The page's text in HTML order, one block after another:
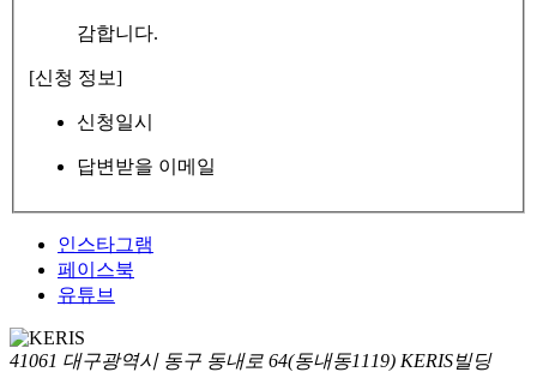
감합니다.
[신청 정보]
신청일시
답변받을 이메일
인스타그램
페이스북
유튜브
41061 대구광역시 동구 동내로 64(동내동1119) KERIS빌딩